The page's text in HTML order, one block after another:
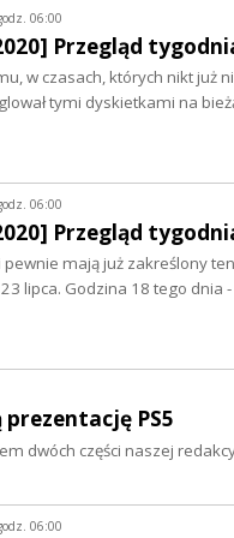
06:00
Przegląd
w czasach, których nikt już
tymi dyskietkami na
06:00
Przegląd
pewnie mają już zakreślony
lipca. Godzina 18 tego dnia
PS5
dwóch części naszej
06:00